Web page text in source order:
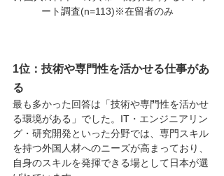
ート調査(n=113)※在留者のみ
1位： 技術や専門性を活かせる仕事があ
る
最も多かった回答は「技術や専門性を活かせ
る環境がある」でした。IT・エンジニアリン
グ・研究開発といった分野では、専門スキル
を持つ外国人材へのニーズが高まっており、
自身のスキルを発揮できる場として日本が選